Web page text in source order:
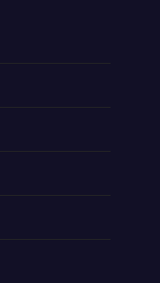
органы. Это